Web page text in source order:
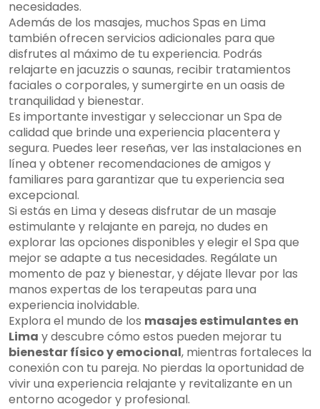
necesidades.
Además de los masajes, muchos Spas en Lima
también ofrecen servicios adicionales para que
disfrutes al máximo de tu experiencia. Podrás
relajarte en jacuzzis o saunas, recibir tratamientos
faciales o corporales, y sumergirte en un oasis de
tranquilidad y bienestar.
Es importante investigar y seleccionar un Spa de
calidad que brinde una experiencia placentera y
segura. Puedes leer reseñas, ver las instalaciones en
línea y obtener recomendaciones de amigos y
familiares para garantizar que tu experiencia sea
excepcional.
Si estás en Lima y deseas disfrutar de un masaje
estimulante y relajante en pareja, no dudes en
explorar las opciones disponibles y elegir el Spa que
mejor se adapte a tus necesidades. Regálate un
momento de paz y bienestar, y déjate llevar por las
manos expertas de los terapeutas para una
experiencia inolvidable.
Explora el mundo de los masajes estimulantes en
Lima y descubre cómo estos pueden mejorar tu
bienestar físico y emocional, mientras fortaleces la
conexión con tu pareja. No pierdas la oportunidad de
vivir una experiencia relajante y revitalizante en un
entorno acogedor y profesional.